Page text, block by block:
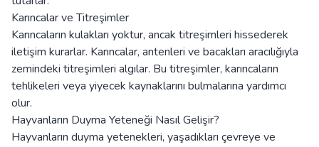
Karıncalar ve Titreşimler
Karıncaların kulakları yoktur, ancak titreşimleri hissederek
iletişim kurarlar. Karıncalar, antenleri ve bacakları aracılığıyla
zemindeki titreşimleri algılar. Bu titreşimler, karıncaların
tehlikeleri veya yiyecek kaynaklarını bulmalarına yardımcı
olur.
Hayvanların Duyma Yeteneği Nasıl Gelişir?
Hayvanların duyma yetenekleri, yaşadıkları çevreye ve